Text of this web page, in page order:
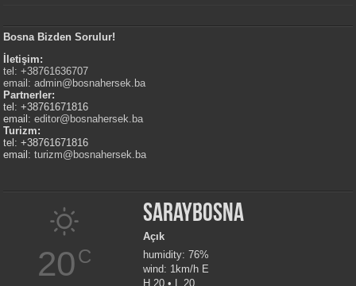
Bosna Bizden Sorulur!
İletişim:
tel: +38761636707
email:admin@bosnahersek.ba
Partnerler:
tel: +38761671816
email:editor@bosnahersek.ba
Turizm:
tel: +38761671816
email:turizm@bosnahersek.ba
20C
Saraybosna
Açık
humidity: 76%
wind: 1km/h E
H 20 • L 20